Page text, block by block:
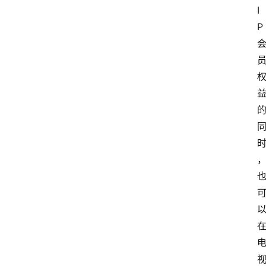
I
P
会
员
权
益
的
同
时
，
也
可
以
在
电
视